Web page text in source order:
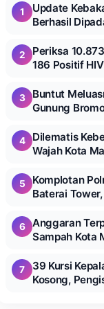
1
Update
Berhasil
2
Periksa
186 Positif HIV
3
Buntut
Gunung
4
Dilematis
Wajah Kota
5
Komplotan
Baterai
6
Anggaran
Sampah Kota
7
39 Kursi
Kosong,